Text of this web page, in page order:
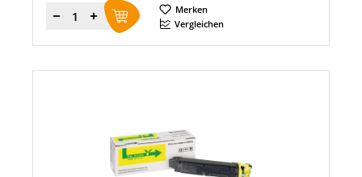
Menge
Merken
Vergleichen